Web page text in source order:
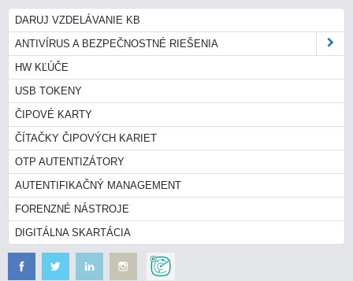
DARUJ VZDELÁVANIE KB
ANTIVÍRUS A BEZPEČNOSTNÉ RIEŠENIA
HW KĽÚČE
USB TOKENY
ČIPOVÉ KARTY
ČÍTAČKY ČIPOVÝCH KARIET
OTP AUTENTIZÁTORY
AUTENTIFIKAČNÝ MANAGEMENT
FORENZNÉ NÁSTROJE
DIGITÁLNA SKARTÁCIA